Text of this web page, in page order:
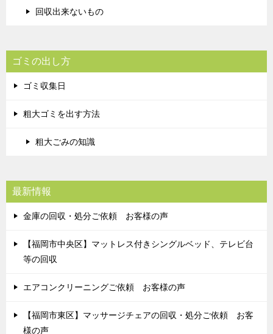
回収出来ないもの
ゴミの出し方
ゴミ収集日
粗大ゴミを出す方法
粗大ごみの知識
最新情報
金庫の回収・処分ご依頼 お客様の声
【福岡市中央区】マットレス付きシングルベッド、テレビ台
等の回収
エアコンクリーニングご依頼 お客様の声
【福岡市東区】マッサージチェアの回収・処分ご依頼 お客
様の声